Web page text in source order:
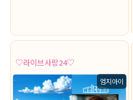
♡라이브사랑24♡
엄지아이